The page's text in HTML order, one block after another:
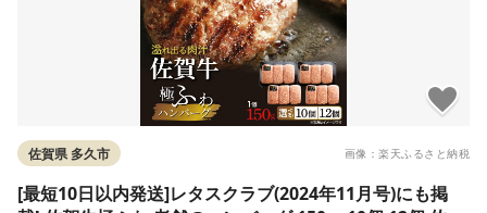
画像：楽天ふるさと納税
佐賀県 多久市
[最短10日以内発送]レタスクラブ(2024年11月号)にも掲